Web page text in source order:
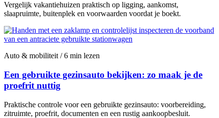
Vergelijk vakantiehuizen praktisch op ligging, aankomst,
slaapruimte, buitenplek en voorwaarden voordat je boekt.
Auto & mobiliteit / 6 min lezen
Een gebruikte gezinsauto bekijken: zo maak je de
proefrit nuttig
Praktische controle voor een gebruikte gezinsauto: voorbereiding,
zitruimte, proefrit, documenten en een rustig aankoopbesluit.